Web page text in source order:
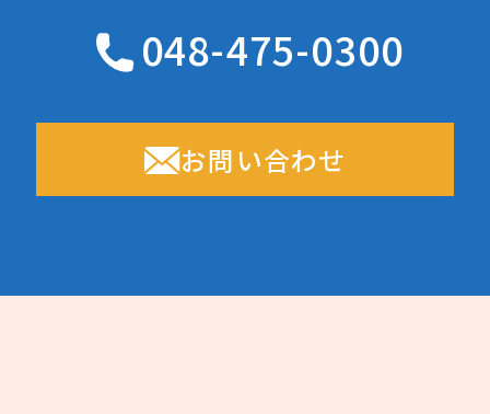
048-475-0300
お問い合わせ